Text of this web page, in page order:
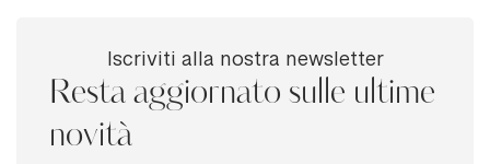
Iscriviti alla nostra newsletter
Resta aggiornato sulle ultime
novità